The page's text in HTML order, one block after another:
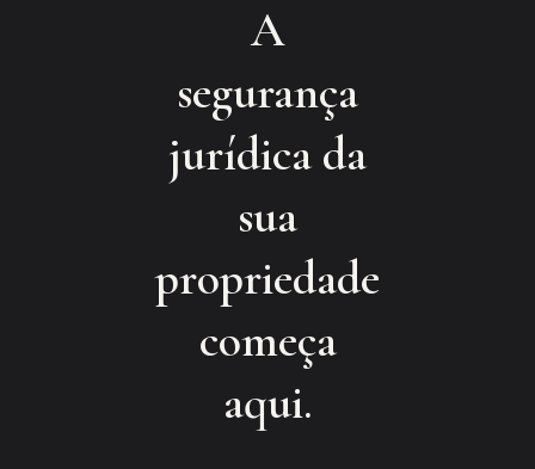
A
segurança
jurídica da
sua
propriedade
começa
aqui.